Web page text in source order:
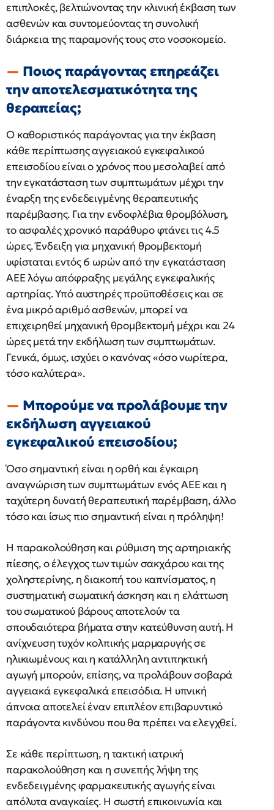
επιπλοκές, βελτιώνοντας την κλινική έκβαση των
ασθενών και συντομεύοντας τη συνολική
διάρκεια της παραμονής τους στο νοσοκομείο.
Ποιος παράγοντας επηρεάζει
την αποτελεσματικότητα της
θεραπείας;
Ο καθοριστικός παράγοντας για την έκβαση
κάθε περίπτωσης αγγειακού εγκεφαλικού
επεισοδίου είναι ο χρόνος που μεσολαβεί από
την εγκατάσταση των συμπτωμάτων μέχρι την
έναρξη της ενδεδειγμένης θεραπευτικής
παρέμβασης. Για την ενδοφλέβια θρομβόλυση,
το ασφαλές χρονικό παράθυρο φτάνει τις 4.5
ώρες. Ένδειξη για μηχανική θρομβεκτομή
υφίσταται εντός 6 ωρών από την εγκατάσταση
ΑΕΕ λόγω απόφραξης μεγάλης εγκεφαλικής
αρτηρίας. Υπό αυστηρές προϋποθέσεις και σε
ένα μικρό αριθμό ασθενών, μπορεί να
επιχειρηθεί μηχανική θρομβεκτομή μέχρι και 24
ώρες μετά την εκδήλωση των συμπτωμάτων.
Γενικά, όμως, ισχύει ο κανόνας «όσο νωρίτερα,
τόσο καλύτερα».
Μπορούμε να προλάβουμε την
εκδήλωση αγγειακού
εγκεφαλικού επεισοδίου;
Όσο σημαντική είναι η ορθή και έγκαιρη
αναγνώριση των συμπτωμάτων ενός ΑΕΕ και η
ταχύτερη δυνατή θεραπευτική παρέμβαση, άλλο
τόσο και ίσως πιο σημαντική είναι η πρόληψη!
Η παρακολούθηση και ρύθμιση της αρτηριακής
πίεσης, ο έλεγχος των τιμών σακχάρου και της
χοληστερίνης, η διακοπή του καπνίσματος, η
συστηματική σωματική άσκηση και η ελάττωση
του σωματικού βάρους αποτελούν τα
σπουδαιότερα βήματα στην κατεύθυνση αυτή. Η
ανίχνευση τυχόν κολπικής μαρμαρυγής σε
ηλικιωμένους και η κατάλληλη αντιπηκτική
αγωγή μπορούν, επίσης, να προλάβουν σοβαρά
αγγειακά εγκεφαλικά επεισόδια. Η υπνική
άπνοια αποτελεί έναν επιπλέον επιβαρυντικό
παράγοντα κινδύνου που θα πρέπει να ελεγχθεί.
Σε κάθε περίπτωση, η τακτική ιατρική
παρακολούθηση και η συνεπής λήψη της
ενδεδειγμένης φαρμακευτικής αγωγής είναι
απόλυτα αναγκαίες. Η σωστή επικοινωνία και